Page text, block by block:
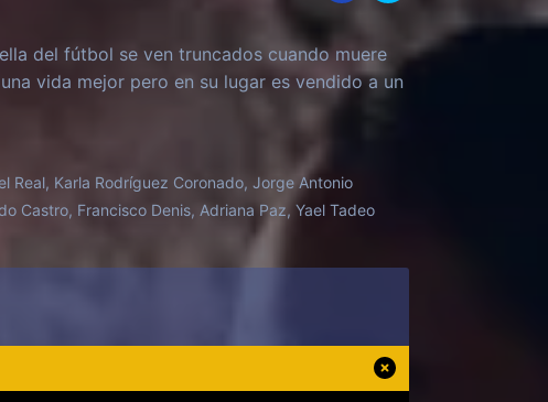
del fútbol se ven truncados cuando muere
vida mejor pero en su lugar es vendido a un
Real, Karla Rodríguez Coronado, Jorge Antonio
Castro, Francisco Denis, Adriana Paz, Yael Tadeo